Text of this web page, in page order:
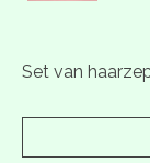
Set van